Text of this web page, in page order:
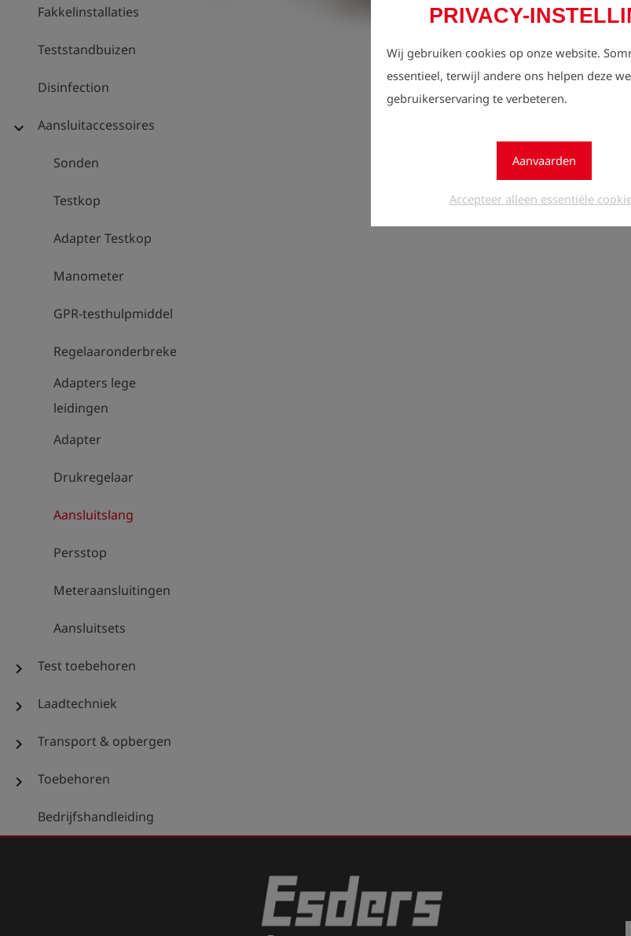
PRIVACY-
Wij gebruiken cookies op onze website.
essentieel, terwijl andere ons helpen deze
gebruikerservaring te verbeteren.
Aanvaarden
Accepteer alleen essentiële
Fakkelinstallaties
Teststandbuizen
Disinfection
expand_more Aansluitaccessoires
Sonden
Testkop
Adapter Testkop
Manometer
GPR-testhulpmiddel
Regelaaronderbrekers
Adapters lege
leidingen
Adapter
Drukregelaar
Aansluitslang
Persstop
Meteraansluitingen
Aansluitsets
chevron_right Test toebehoren
chevron_right Laadtechniek
chevron_right Transport & opbergen
chevron_right Toebehoren
Bedrijfshandleiding